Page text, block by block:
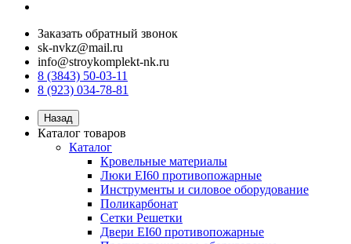
Заказать обратный звонок
sk-nvkz@mail.ru
info@stroykomplekt-nk.ru
8 (3843) 50-03-11
8 (923) 034-78-81
Назад
Каталог товаров
Каталог
Кровельные материалы
Люки EI60 противопожарные
Инструменты и силовое оборудование
Поликарбонат
Сетки Решетки
Двери EI60 противопожарные